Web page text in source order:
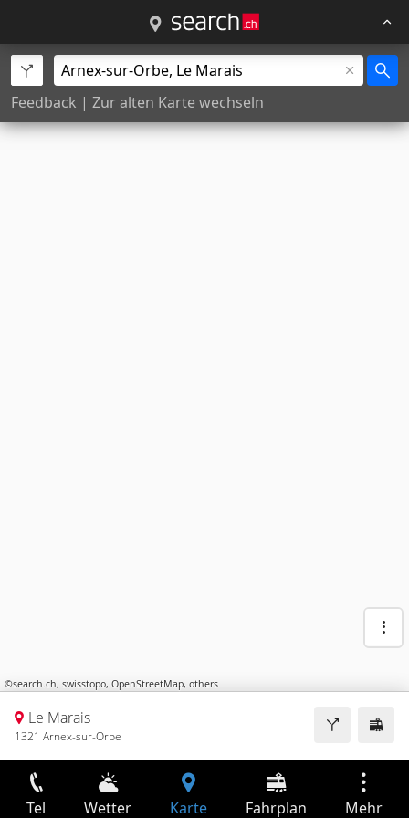
Feedback | Zur alten Karte wechseln
©search.ch, swisstopo, OpenStreetMap, others
Le Marais
1321 Arnex-sur-Orbe
Tel Wetter Karte Fahrplan Mehr